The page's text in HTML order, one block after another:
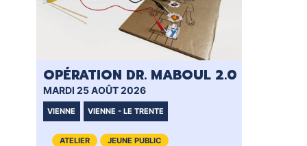
OPÉRATION DR. MABOUL 2.0
MARDI 25 AOÛT 2026
VIENNE VIENNE - LE TRENTE
ATELIER JEUNE PUBLIC